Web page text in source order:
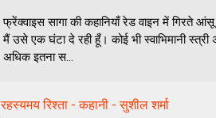
फ्रेंक्‍वाइस सागा की कहानियाँ रेड वाइन में गिरते
मैं उसे एक घंटा दे रही हूँ। कोई भी स्वाभिमानी
अधिक इतना स...
रहस्यमय रिश्ता - कहानी - सुशील शर्मा